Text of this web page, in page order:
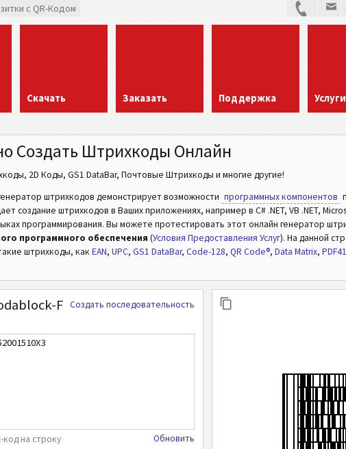
с QR-Кодом
Скачать Заказать Поддержка Услуги
Создать Штрихкоды Онлайн
2D Коды, GS1 DataBar, Почтовые Штрихкоды и многие другие!
штрихкодов демонстрирует возможности программных компонентов
создание штрихкодов в Ваших приложениях, например в C# .NET, VB .NET,
программирования. Вы можете протестировать этот онлайн генератор
программного обеспечения (Условия Предоставления Услуг). На данной
штрихкоды, как EAN, UPC, GS1 DataBar, Code-128, QR Code®, Data Matrix,
Создать последовательность
F
на строку
Обновить